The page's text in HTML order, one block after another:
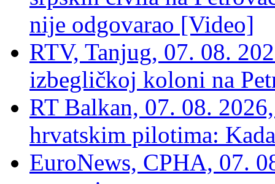
nije odgovarao [Video]
RTV, Tanjug, 07. 08.
izbegličkoj koloni na
RT Balkan, 07. 08.
hrvatskim pilotima:
EuroNews, СРНА, 07.